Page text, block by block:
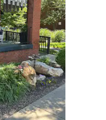
4 commentaires : 5 sur 5